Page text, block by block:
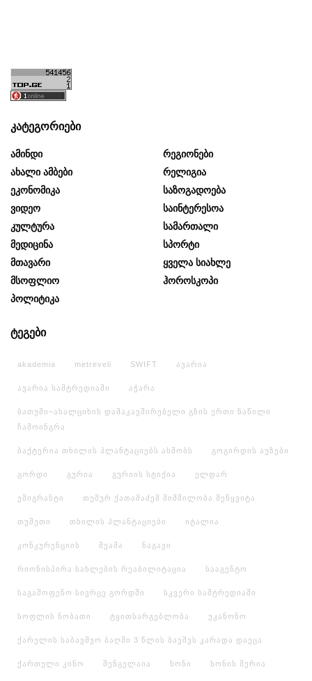
კატეგორიები
Ამინდი
Ახალი Ამბები
Ეკონომიკა
Ვიდეო
Კულტურა
Მედიცინა
Მთავარი
Მსოფლიო
Პოლიტიკა
Რეგიონები
Რელიგია
Საზოგადოება
Საინტერესოა
Სამართალი
Სპორტი
Ყველა Სიახლე
Ჰოროსკოპი
ტეგები
akademia metreveli SWIFT ავარია
ავარია სამტრედიაში აჭარა
ბათუმი–ახალციხის დამაკავშირებელი გზის ერთი ნაწილი
ჩამოინგრა
ბაქტერია თხილის პლანტაციებს ახმობს გოგირდის აუზები
გორდი გურია გურიის სტიქია ელდარ
ემიგრანტი თემურ ქათამაძემ შიმშილობა შეწყვიტა
თუშეთი თხილის პლანტაციები იტალია
კონკურენციის მეამა ნაგავი
რიონისპირა სახლების რეაბილიტაცია სააგენტო
საგამოფენო სივრცე გორდში სკვერი სამტრედიაში
სოფლის ნობათი ტყითსარგებლობა უკანონო
ქარელის საბავშვო ბაღში 3 წლის ბავშვს კარადა დაეცა
ქართული კინო შენგელაია ხონი ხონის მერია